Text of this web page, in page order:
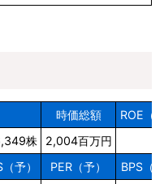
時価総額
ROE（
株
2,004百万円
予） PER（予）
BPS（